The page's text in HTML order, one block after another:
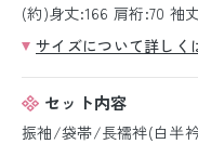
(約)身丈:166 肩裄:70 袖
サイズについて詳しく
セット内容
振袖/袋帯/長襦袢(白半